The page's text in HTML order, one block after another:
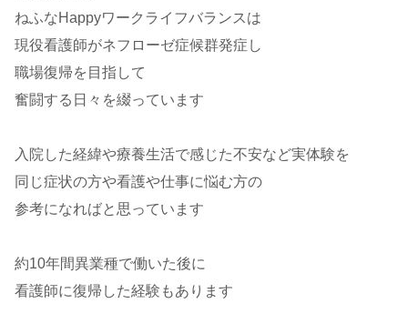
ねふなHappyワークライフバランスは
現役看護師がネフローゼ症候群発症し
職場復帰を目指して
奮闘する日々を綴っています
入院した経緯や療養生活で感じた不安など実体験を
同じ症状の方や看護や仕事に悩む方の
参考になればと思っています
約10年間異業種で働いた後に
看護師に復帰した経験もあります